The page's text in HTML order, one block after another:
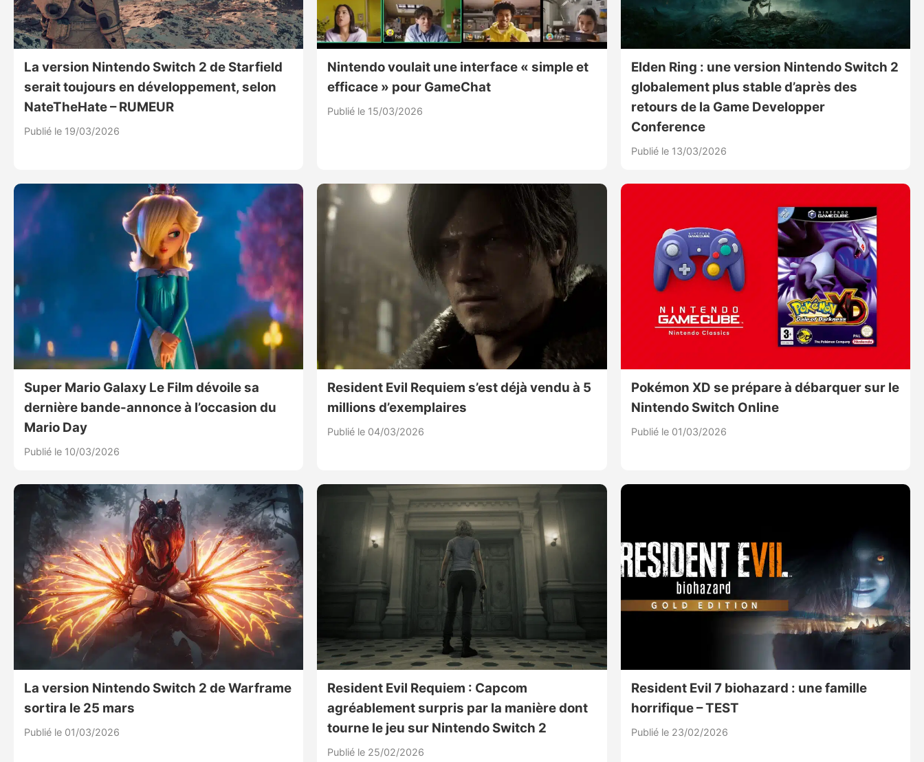
La version Nintendo Switch 2 de Starfield
serait toujours en développement, selon
NateTheHate – RUMEUR
Publié le 19/03/2026
Nintendo voulait une interface « simple et
efficace » pour GameChat
Publié le 15/03/2026
Elden Ring : une version Nintendo Switch 2
globalement plus stable d’après des
retours de la Game Developper
Conference
Publié le 13/03/2026
Super Mario Galaxy Le Film dévoile sa
dernière bande-annonce à l’occasion du
Mario Day
Publié le 10/03/2026
Resident Evil Requiem s’est déjà vendu à 5
millions d’exemplaires
Publié le 04/03/2026
Pokémon XD se prépare à débarquer sur le
Nintendo Switch Online
Publié le 01/03/2026
La version Nintendo Switch 2 de Warframe
sortira le 25 mars
Publié le 01/03/2026
Resident Evil Requiem : Capcom
agréablement surpris par la manière dont
tourne le jeu sur Nintendo Switch 2
Publié le 25/02/2026
Resident Evil 7 biohazard : une famille
horrifique – TEST
Publié le 23/02/2026